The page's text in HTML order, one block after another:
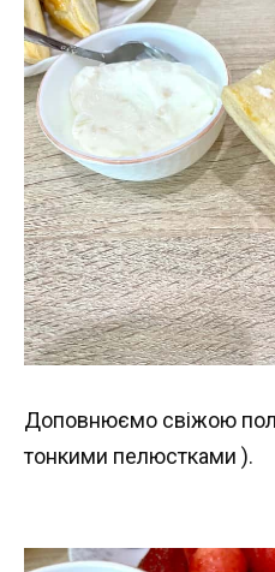
Доповнюємо свіжою
тонкими пелюстками ).